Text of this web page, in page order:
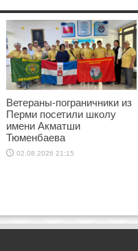
Ветераны-пограничники из
Перми посетили школу
имени Акматши
Тюменбаева
02.08.2026 21:15